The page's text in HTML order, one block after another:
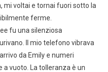
mi voltai e tornai fuori sotto la
ferme.
fu una silenziosa
Il mio telefono vibrava
da Emily e numeri
a vuoto. La tolleranza è un